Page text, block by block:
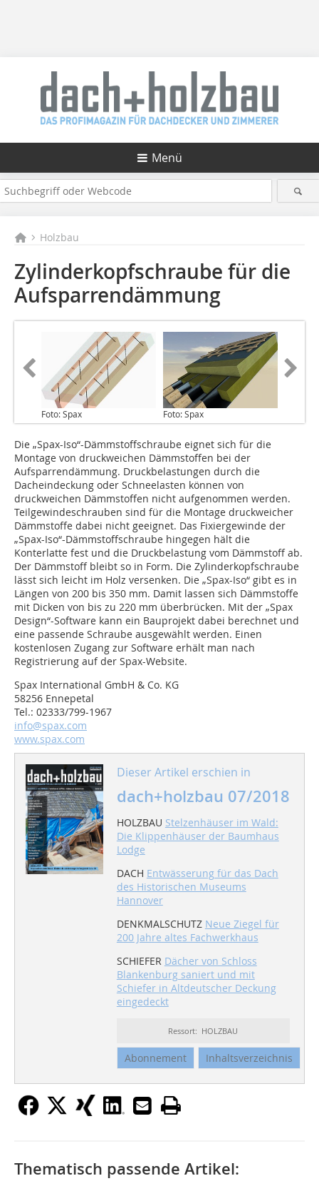
Menü
Holzbau
Zylinderkopfschraube für die
Aufsparrendämmung
Foto: Spax Foto: Spax
Die „Spax-Iso“-Dämmstoffschraube eignet sich für die
Montage von druckweichen Dämmstoffen bei der
Aufsparrendämmung. Druckbelastungen durch die
Dacheindeckung oder Schneelasten können von
druckweichen Dämmstoffen nicht aufgenommen werden.
Teilgewindeschrauben sind für die Montage druckweicher
Dämmstoffe dabei nicht geeignet. Das Fixiergewinde der
„Spax-Iso“-Dämmstoffschraube hingegen hält die
Konterlatte fest und die Druckbelastung vom Dämmstoff ab.
Der Dämmstoff bleibt so in Form. Die Zylinderkopfschraube
lässt sich leicht im Holz versenken. Die „Spax-Iso“ gibt es in
Längen von 200 bis 350 mm. Damit lassen sich Dämmstoffe
mit Dicken von bis zu 220 mm überbrücken. Mit der „Spax
Design“-Software kann ein Bauprojekt dabei berechnet und
eine passende Schraube ausgewählt werden. Einen
kostenlosen Zugang zur Software erhält man nach
Registrierung auf der Spax-Website.
Spax International GmbH & Co. KG
58256 Ennepetal
Tel.: 02333/799-1967
info@spax.com
www.spax.com
Dieser Artikel erschien in
dach+holzbau 07/2018
HOLZBAU Stelzenhäuser im Wald:
Die Klippenhäuser der Baumhaus
Lodge
DACH Entwässerung für das Dach
des Historischen Museums
Hannover
DENKMALSCHUTZ Neue Ziegel für
200 Jahre altes Fachwerkhaus
SCHIEFER Dächer von Schloss
Blankenburg saniert und mit
Schiefer in Altdeutscher Deckung
eingedeckt
Ressort: HOLZBAU
Abonnement Inhaltsverzeichnis
Thematisch passende Artikel: